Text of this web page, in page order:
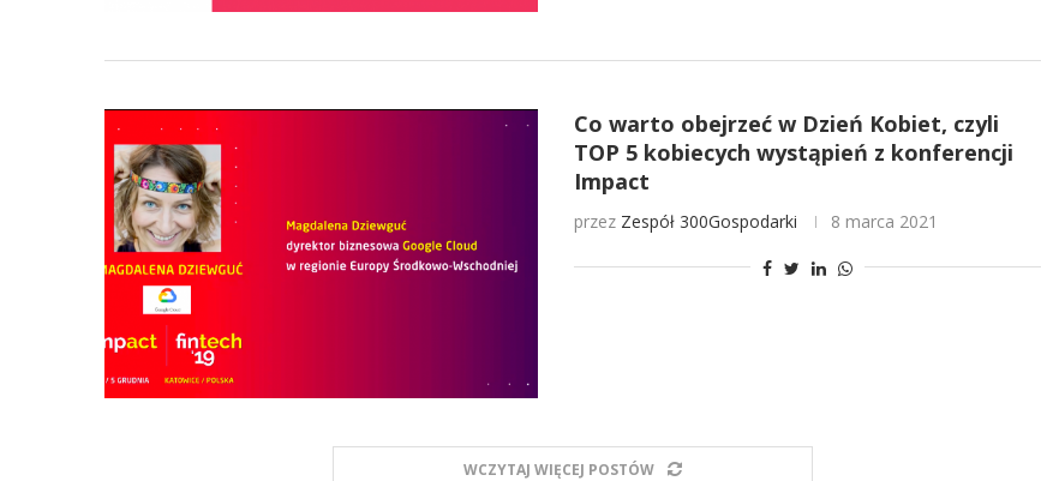
Co warto obejrzeć w Dzień Kobiet, czyli
TOP 5 kobiecych wystąpień z konferencji
Impact
przez Zespół 300Gospodarki 8 marca 2021
WCZYTAJ WIĘCEJ POSTÓW